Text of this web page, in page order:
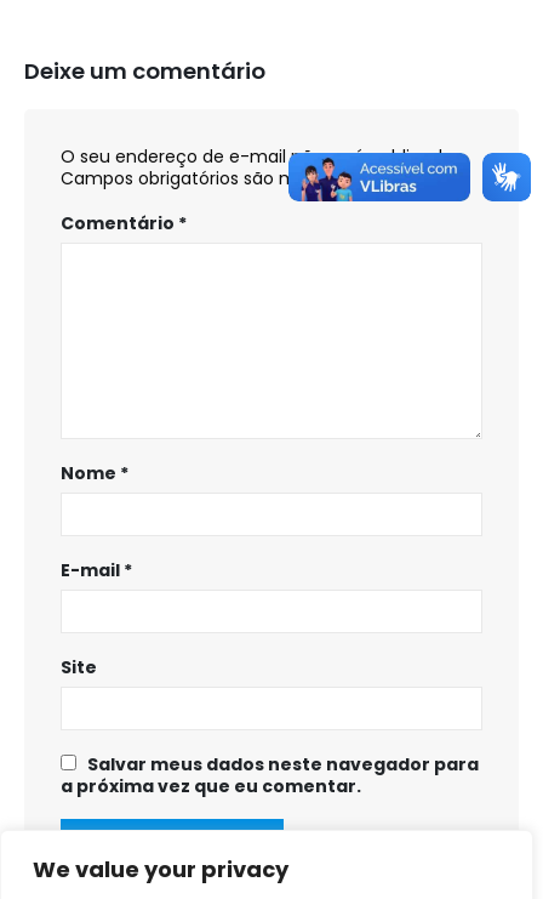
We value your privacy
Deixe um comentário
O seu endereço de e-mail não será publicado.
Campos obrigatórios são marcados com*
Comentário *
Nome *
E-mail *
Site
Salvar meus dados neste navegador para
a próxima vez que eu comentar.